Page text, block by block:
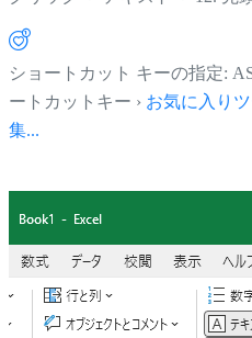
ショートカット キーの指定:
ートカットキー › お気に入り
集...